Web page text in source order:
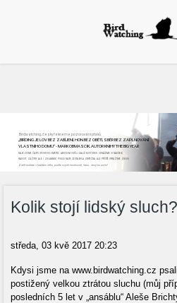
Birdwatching, česky řekneme pozorování ptáků
„BIRDING JE LOV BEZ ZABÍJENÍ, HON BEZ OBĚTÍ, SBĚR BEZ ZAPLŇOVÁNÍ
VLASTNÍHO DOMU“ - MARK OBMASCIK, AUTOR KNIHY THE BIG YEAR
NAJEZDÍME ČASTO STOVKY KILOMETRŮ, ABYCHOM VIDĚLI DALŠÍ NOVÝ DRUH. ODNÁŠÍME SI NADŠENÍ,
RADOST, ZÁŽITKY, ALE I ZKLAMÁNÍ, POKUD NAŠE CESTA BYLA ZBYTEČNÁ, ALE PŘÍŠTĚ VYRÁŽÍME ZNOVU
Začít můžete v každém věku, podle svých možností, času...stojí to za to!
Kolik stojí lidský sluch?
středa, 03 kvě 2017 20:23
Kdysi jsme na www.birdwatching.cz
postižený velkou ztrátou sluchu (můj
posledních 5 let v „ansáblu“ Aleše